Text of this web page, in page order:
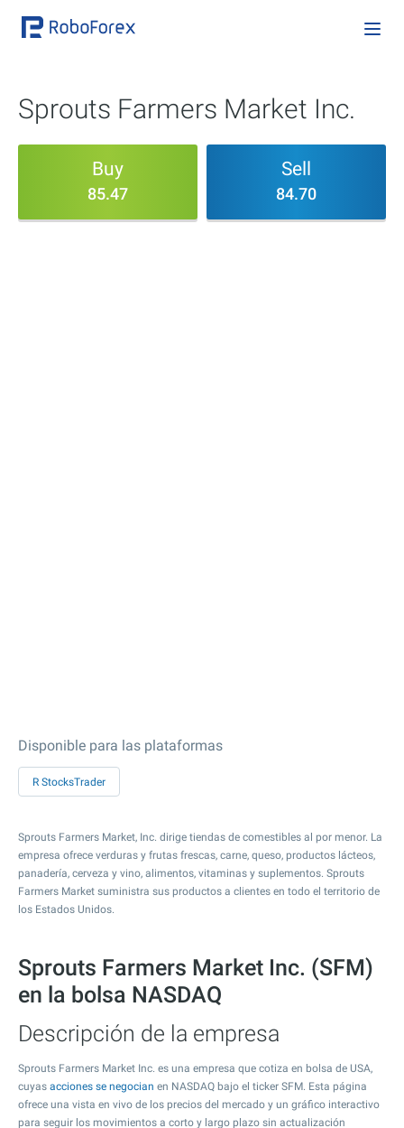
Sprouts Farmers Market Inc.
Buy
85.47
Sell
84.70
Disponible para las plataformas
R StocksTrader
Sprouts Farmers Market, Inc. dirige tiendas de comestibles al por menor. La
empresa ofrece verduras y frutas frescas, carne, queso, productos lácteos,
panadería, cerveza y vino, alimentos, vitaminas y suplementos. Sprouts
Farmers Market suministra sus productos a clientes en todo el territorio de
los Estados Unidos.
Sprouts Farmers Market Inc. (SFM)
en la bolsa NASDAQ
Descripción de la empresa
Sprouts Farmers Market Inc. es una empresa que cotiza en bolsa de USA,
cuyas acciones se negocian en NASDAQ bajo el ticker SFM. Esta página
ofrece una vista en vivo de los precios del mercado y un gráfico interactivo
para seguir los movimientos a corto y largo plazo sin actualización